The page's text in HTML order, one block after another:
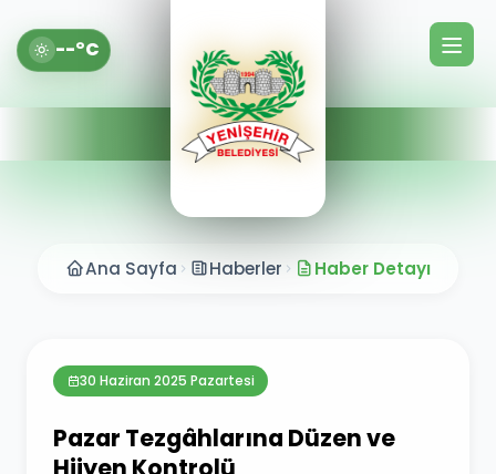
--°C
Ana Sayfa Haberler Haber Detayı
30 Haziran 2025 Pazartesi
Pazar Tezgâhlarına Düzen ve